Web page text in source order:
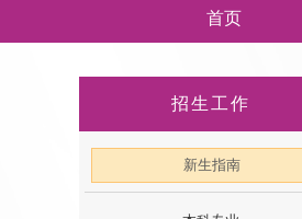
首页
招生工作
新生指南